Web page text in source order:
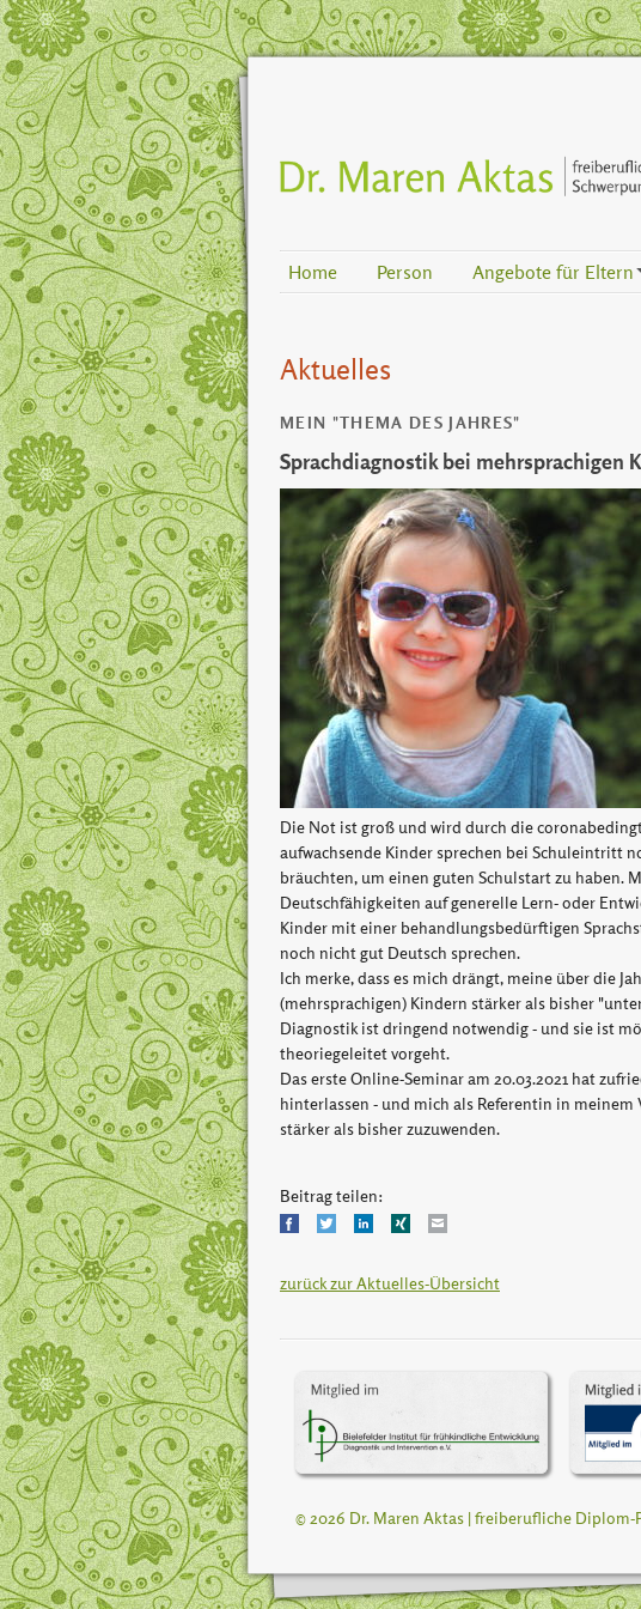
Home Person Angebote für Eltern
Aktuelles
MEIN "THEMA DES JAHRES"
Sprachdiagnostik bei mehrsprachigen
Die Not ist groß und wird durch die
aufwachsende Kinder sprechen bei Schuleintritt
bräuchten, um einen guten Schulstart zu haben.
Deutschfähigkeiten auf generelle Lern- oder
Kinder mit einer behandlungsbedürftigen
noch nicht gut Deutsch sprechen.
Ich merke, dass es mich drängt, meine über die
(mehrsprachigen) Kindern stärker als bisher
Diagnostik ist dringend notwendig - und sie ist
theoriegeleitet vorgeht.
Das erste Online-Seminar am 20.03.2021 hat
hinterlassen - und mich als Referentin in
stärker als bisher zuzuwenden.
Beitrag teilen:
Facebook
Twitter LinkedIn
Xing
zurück zur Aktuelles-Übersicht
© 2026 Dr. Maren Aktas | freiberufliche